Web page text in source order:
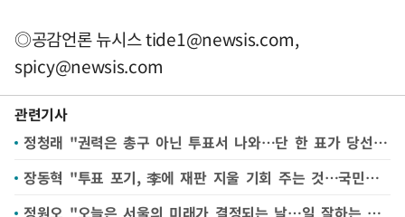
◎공감언론 뉴시스tide1@newsis.com,
spicy@newsis.com
관련기사
정청래 "권력은 총구 아닌 투표서 나와…단 한 표가 당선자 바꿔"
장동혁 "투표 포기, 李에 재판 지울 기회 주는 것…국민께서 막아달라"
정원오 "오늘은 서울의 미래가 결정되는 날…일 잘하는 후보에 투표해달라"